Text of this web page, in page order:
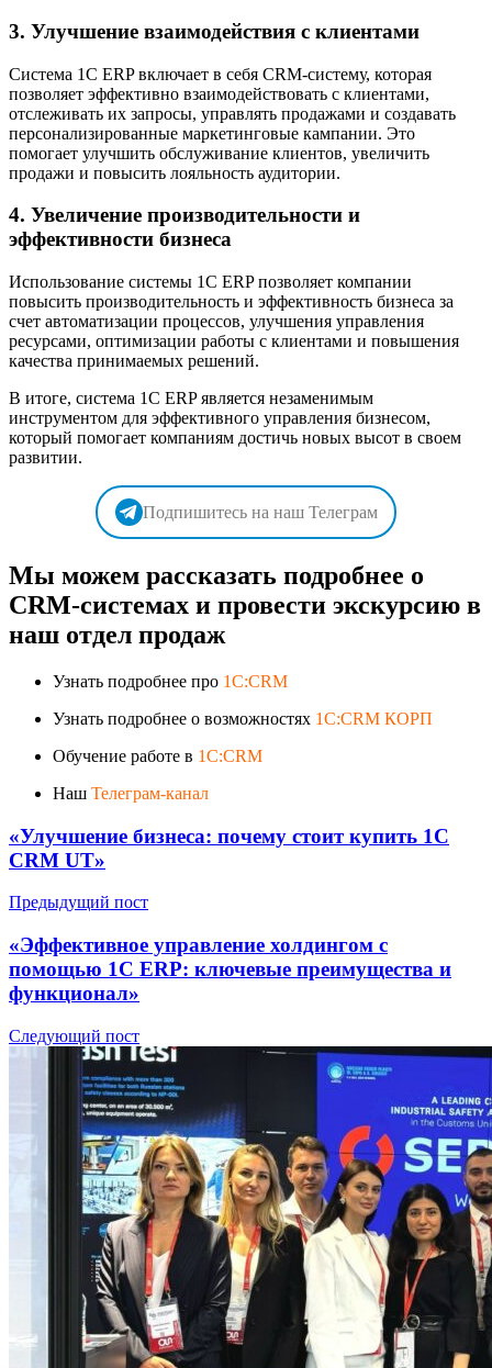
3. Улучшение взаимодействия с клиентами
Система 1C ERP включает в себя CRM-систему, которая
позволяет эффективно взаимодействовать с клиентами,
отслеживать их запросы, управлять продажами и создавать
персонализированные маркетинговые кампании. Это
помогает улучшить обслуживание клиентов, увеличить
продажи и повысить лояльность аудитории.
4. Увеличение производительности и
эффективности бизнеса
Использование системы 1C ERP позволяет компании
повысить производительность и эффективность бизнеса за
счет автоматизации процессов, улучшения управления
ресурсами, оптимизации работы с клиентами и повышения
качества принимаемых решений.
В итоге, система 1C ERP является незаменимым
инструментом для эффективного управления бизнесом,
который помогает компаниям достичь новых высот в своем
развитии.
Подпишитесь на наш Телеграм
Мы можем рассказать подробнее о
CRM-системах и провести экскурсию в
наш отдел продаж
Узнать подробнее про 1C:CRM
Узнать подробнее о возможностях 1C:CRM КОРП
Обучение работе в 1C:CRM
Наш Телеграм-канал
«Улучшение бизнеса: почему стоит купить 1С
CRM UT»
Предыдущий пост
«Эффективное управление холдингом с
помощью 1С ERP: ключевые преимущества и
функционал»
Следующий пост